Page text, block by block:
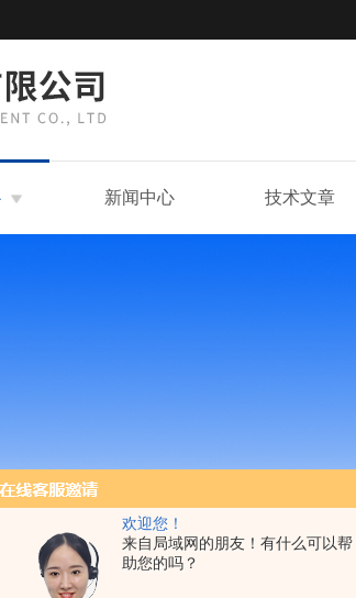
欢迎您！
来自局域网的朋友！有什么可以帮
助您的吗？
新闻中心 技术文章